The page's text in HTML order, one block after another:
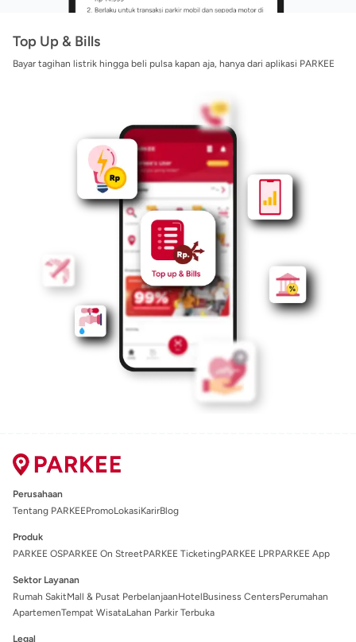
Top Up & Bills
Bayar tagihan listrik hingga beli pulsa kapan aja, hanya dari aplikasi PARKEE
Perusahaan
Tentang PARKEEPromoLokasiKarirBlog
Produk
PARKEE OSPARKEE On StreetPARKEE TicketingPARKEE LPRPARKEE App
Sektor Layanan
Rumah SakitMall & Pusat PerbelanjaanHotelBusiness CentersPerumahan
ApartemenTempat WisataLahan Parkir Terbuka
Legal